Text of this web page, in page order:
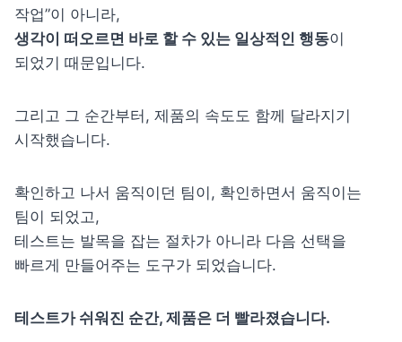
생각이 떠오르면 바로 할 수 있는 일상적인 행동이
되었기 때문입니다.
그리고 그 순간부터, 제품의 속도도 함께 달라지기
시작했습니다.
확인하고 나서 움직이던 팀이, 확인하면서 움직이는
팀이 되었고,
테스트는 발목을 잡는 절차가 아니라 다음 선택을
빠르게 만들어주는 도구가 되었습니다.
테스트가 쉬워진 순간, 제품은 더 빨라졌습니다.